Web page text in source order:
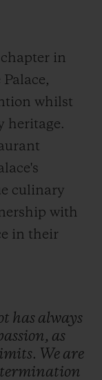
in
whilst
heritage.
culinary
with
in their
has always
as
We are